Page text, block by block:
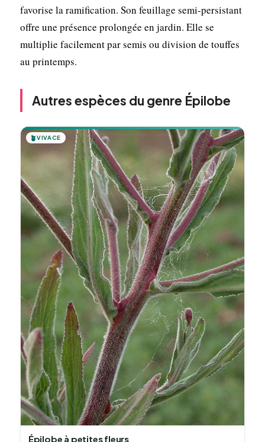
favorise la ramification. Son feuillage semi-persistant
offre une présence prolongée en jardin. Elle se
multiplie facilement par semis ou division de touffes
au printemps.
Autres espèces du genre Épilobe
🪴VIVACE
Épilobe à petites fleurs